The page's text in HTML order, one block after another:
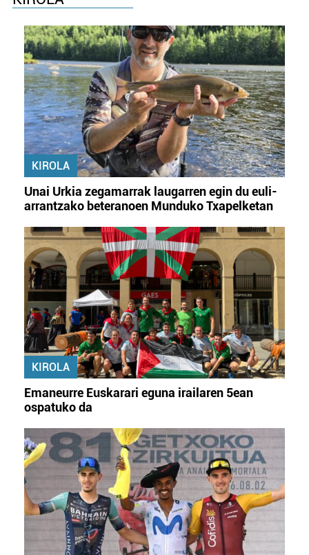
KIROLA
Unai Urkia zegamarrak laugarren egin du euli-
arrantzako beteranoen Munduko Txapelketan
KIROLA
Emaneurre Euskarari eguna irailaren 5ean
ospatuko da